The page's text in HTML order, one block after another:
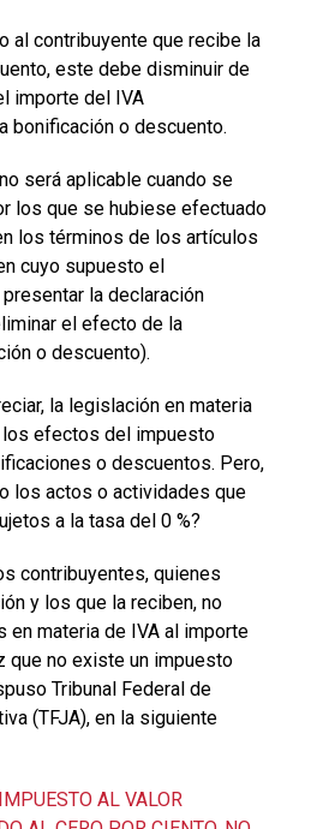
al contribuyente que recibe la
este debe disminuir de
importe del IVA
bonificación o descuento.
será aplicable cuando se
los que se hubiese efectuado
los términos de los artículos
cuyo supuesto el
la declaración
el efecto de la
o descuento).
la legislación en materia
los efectos del impuesto
o descuentos. Pero,
los actos o actividades que
a la tasa del 0 %?
contribuyentes, quienes
y los que la reciben, no
en materia de IVA al importe
que no existe un impuesto
Tribunal Federal de
(TFJA), en la siguiente
AL VALOR